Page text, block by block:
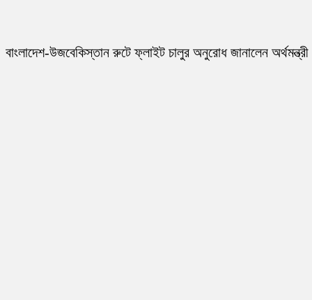
বাংলাদেশ-উজবেকিস্তান রুটে ফ্লাইট চালুর অনুরোধ জানালেন অর্থমন্ত্রী